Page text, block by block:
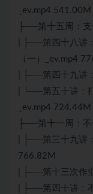
_ev.mp4 541.00M
├──第十五周：
| ├──第四十八讲
（一）_ev.mp4
| ├──第四十九讲
| └──第五十讲：
_ev.mp4 724.44M
├──第十一周：
| ├──第三十九讲
766.82M
| ├──第十三次作
| ├──第四十讲：